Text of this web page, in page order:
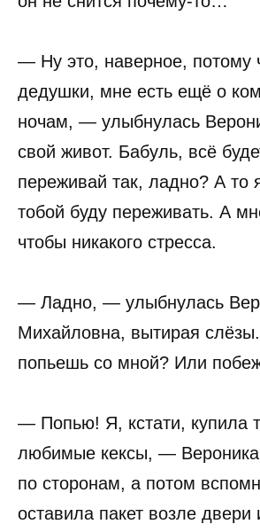
— Ну это, наверное, потому
дедушки, мне есть ещё о
ночам, — улыбнулась
свой живот. Бабуль, всё
переживай так, ладно? А то
тобой буду переживать. А
чтобы никакого стресса.
— Ладно, — улыбнулась
Михайловна, вытирая
попьешь со мной? Или
— Попью! Я, кстати, купила
любимые кексы, — Вероника
по сторонам, а потом
оставила пакет возле двери